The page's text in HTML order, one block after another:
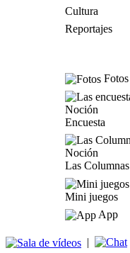
Cultura
Reportajes
Fotos
Encuesta
Las Columnas
Mini juegos
App
|